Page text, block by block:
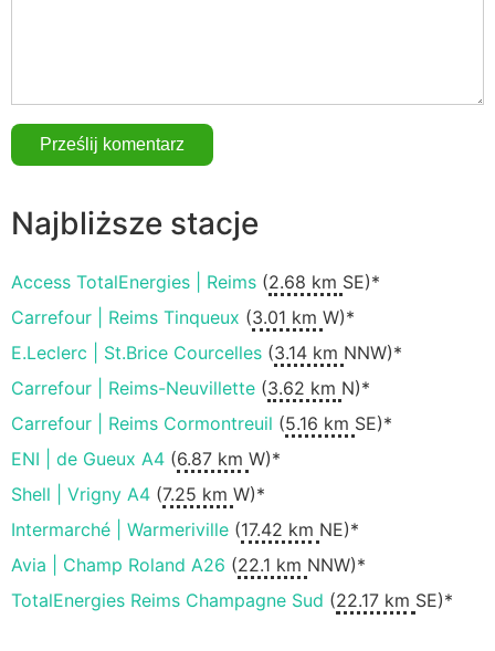
Najbliższe stacje
Access TotalEnergies | Reims (2.68 km SE)*
Carrefour | Reims Tinqueux (3.01 km W)*
E.Leclerc | St.Brice Courcelles (3.14 km NNW)*
Carrefour | Reims-Neuvillette (3.62 km N)*
Carrefour | Reims Cormontreuil (5.16 km SE)*
ENI | de Gueux A4 (6.87 km W)*
Shell | Vrigny A4 (7.25 km W)*
Intermarché | Warmeriville (17.42 km NE)*
Avia | Champ Roland A26 (22.1 km NNW)*
TotalEnergies Reims Champagne Sud (22.17 km SE)*